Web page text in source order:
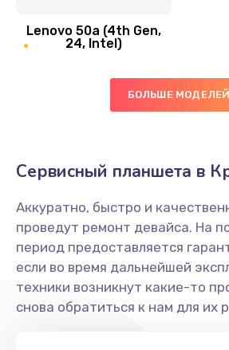
450 руб.
Ремонт цепей
400 руб.
Заказать
Замена слухового
350 руб.
Lenovo 50a (4th Gen,
24, Intel)
БОЛЬШЕ МОДЕЛЕЙ
Сервисный планшета в
Аккуратно, быстро и
проведут ремонт девайса. На
период предоставляется
если во время дальнейшей
техники возникнут какие-то
снова обратиться к нам для их